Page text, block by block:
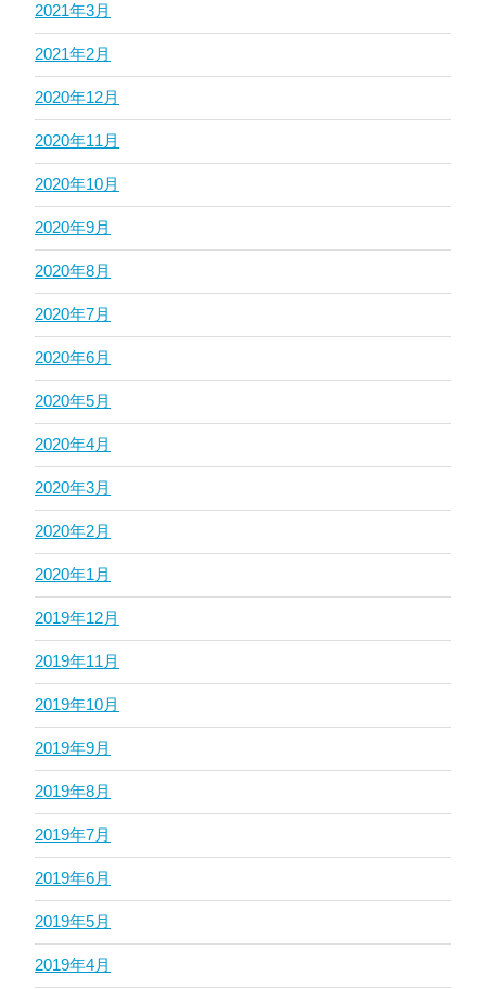
2021年3月
2021年2月
2020年12月
2020年11月
2020年10月
2020年9月
2020年8月
2020年7月
2020年6月
2020年5月
2020年4月
2020年3月
2020年2月
2020年1月
2019年12月
2019年11月
2019年10月
2019年9月
2019年8月
2019年7月
2019年6月
2019年5月
2019年4月